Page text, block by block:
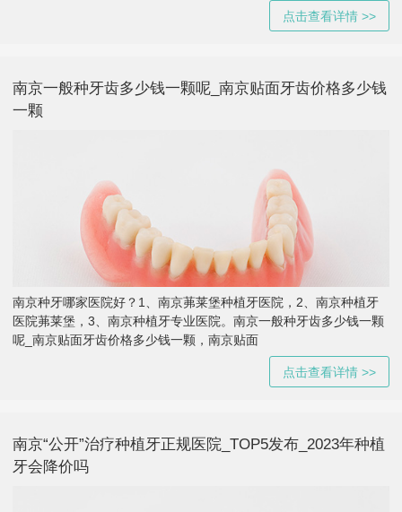
点击查看详情 >>
南京一般种牙齿多少钱一颗呢_南京贴面牙齿价格多少钱
一颗
南京种牙哪家医院好？1、南京茀莱堡种植牙医院，2、南京种植牙
医院茀莱堡，3、南京种植牙专业医院。南京一般种牙齿多少钱一颗
呢_南京贴面牙齿价格多少钱一颗，南京贴面
点击查看详情 >>
南京“公开”治疗种植牙正规医院_TOP5发布_2023年种植
牙会降价吗